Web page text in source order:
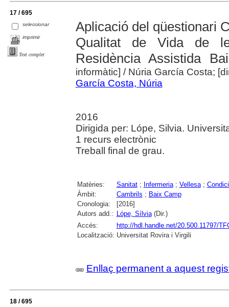
17 / 695
seleccionar
imprimir
Text complet
Aplicació del qüestionari
Qualitat de Vida de
Residència Assistida
informàtic] / Núria García Costa;
García Costa, Núria
2016
Dirigida per: Lópe, Silvia.
1 recurs electrònic
Treball final de grau.
Matèries: Sanitat; Infermeria; Vellesa;
Àmbit:
Cambrils ; Baix Camp
Cronologia:
[2016]
Autors add.:
Lópe, Sílvia(Dir.)
Accés:
http://hdl.handle.net/20.500.11797/
Localització: Universitat Rovira i Virgili
Enllaç permanent a aquest
18 / 695